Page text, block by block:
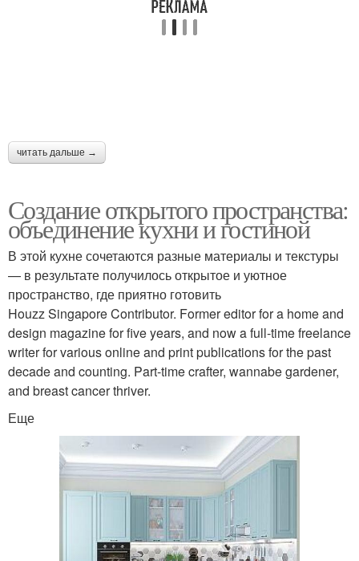
читать дальше →
Создание открытого пространства:
объединение кухни и гостиной
В этой кухне сочетаются разные материалы и текстуры
— в результате получилось открытое и уютное
пространство, где приятно готовить
Houzz Singapore Contributor. Former editor for a home and
design magazine for five years, and now a full-time freelance
writer for various online and print publications for the past
decade and counting. Part-time crafter, wannabe gardener,
and breast cancer thriver.
Еще